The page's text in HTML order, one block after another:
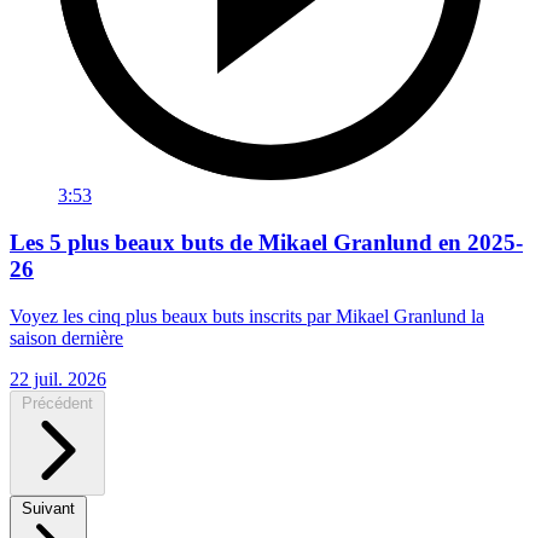
3:53
Les 5 plus beaux buts de Mikael Granlund en 2025-
26
Voyez les cinq plus beaux buts inscrits par Mikael Granlund la
saison dernière
22 juil. 2026
Précédent
Suivant